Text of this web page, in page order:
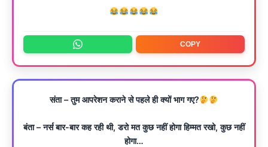
COPY
संता – तुम आपरेशन कराने से पहले ही क्यों भाग गए?
बंता – नर्स बार-बार कह रही थी, डरो मत कुछ नहीं होगा हिम्मत रखो, कुछ नहीं
होगा…